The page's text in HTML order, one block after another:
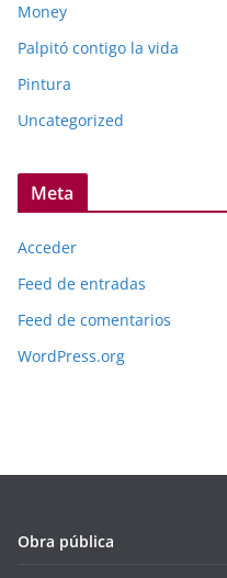
Money
Palpitó contigo la vida
Pintura
Uncategorized
Meta
Acceder
Feed de entradas
Feed de comentarios
WordPress.org
Obra pública